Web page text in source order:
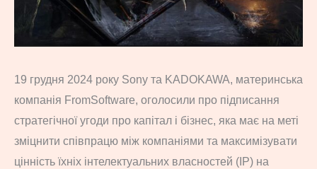
19 грудня 2024 року Sony та KADOKAWA, материнська
компанія FromSoftware, оголосили про підписання
стратегічної угоди про капітал і бізнес, яка має на меті
зміцнити співпрацю між компаніями та максимізувати
цінність їхніх інтелектуальних власностей (IP) на